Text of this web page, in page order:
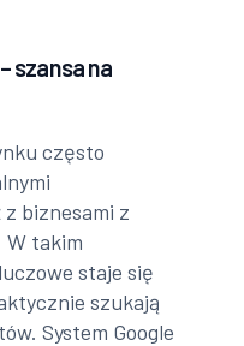
szansa na
często
biznesami z
W takim
staje się
szukają
System Google